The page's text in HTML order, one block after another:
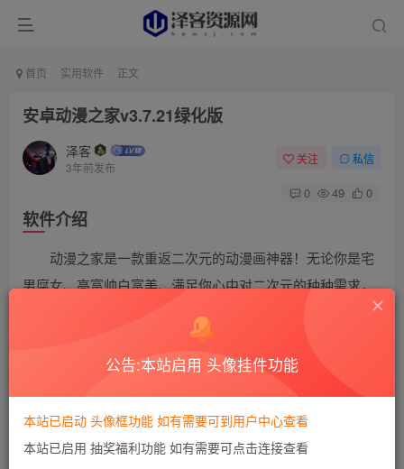
首页 实用软件 正文
安卓动漫之家v3.7.21绿化版
泽客
3年前发布
关注 私信
0 49 0
软件介绍
动漫之家是一款重返二次元的动漫画神器！无论你是宅
男腐女、高富帅白富美、满足你心中对二次元的种种需求，
公告:本站启用 头像挂件功能
本站已启动 头像框功能 如有需要可到用户中心查看
本站已启用 抽奖福利功能 如有需要可点击连接查看